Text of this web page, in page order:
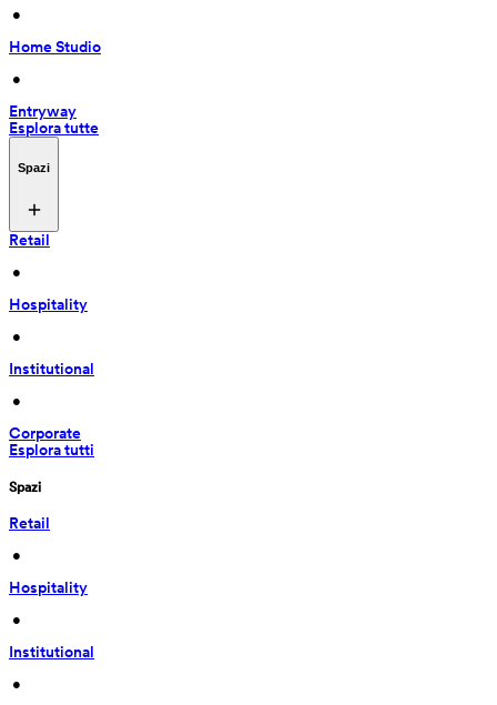
•
Home Studio
•
Entryway
Esplora tutte
Spazi
Retail
•
Hospitality
•
Institutional
•
Corporate
Esplora tutti
Spazi
Retail
•
Hospitality
•
Institutional
•